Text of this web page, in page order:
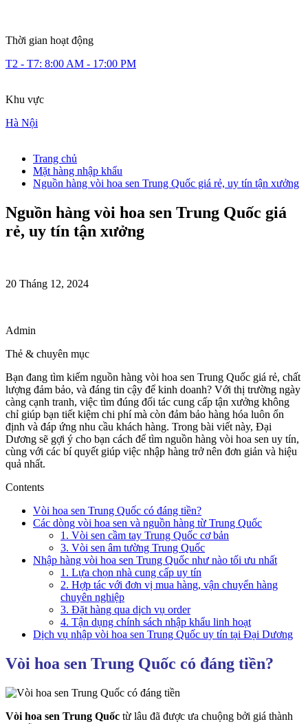
Thời gian hoạt động
T2 - T7: 8:00 AM - 17:00 PM
Khu vực
Hà Nội
Trang chủ
Mặt hàng nhập khẩu
Nguồn hàng vòi hoa sen Trung Quốc giá rẻ, uy tín tận xưởng
Nguồn hàng vòi hoa sen Trung Quốc giá
rẻ, uy tín tận xưởng
20 Tháng 12, 2024
Admin
Thẻ & chuyên mục
Bạn đang tìm kiếm nguồn hàng vòi hoa sen Trung Quốc giá rẻ, chất
lượng đảm bảo, và đáng tin cậy để kinh doanh? Với thị trường ngày
càng cạnh tranh, việc tìm đúng đối tác cung cấp tận xưởng không
chỉ giúp bạn tiết kiệm chi phí mà còn đảm bảo hàng hóa luôn ổn
định và đáp ứng nhu cầu khách hàng. Trong bài viết này, Đại
Dương sẽ gợi ý cho bạn cách để tìm nguồn hàng vòi hoa sen uy tín,
cùng với các bí quyết giúp việc nhập hàng trở nên đơn giản và hiệu
quả nhất.
Contents
Vòi hoa sen Trung Quốc có đáng tiền?
Các dòng vòi hoa sen và nguồn hàng từ Trung Quốc
1. Vòi sen cầm tay Trung Quốc cơ bản
3. Vòi sen âm tường Trung Quốc
Nhập hàng vòi hoa sen Trung Quốc như nào tối ưu nhất
1. Lựa chọn nhà cung cấp uy tín
2. Hợp tác với đơn vị mua hàng, vận chuyển hàng
chuyên nghiệp
3. Đặt hàng qua dịch vụ order
4. Tận dụng chính sách nhập khẩu linh hoạt
Dịch vụ nhập vòi hoa sen Trung Quốc uy tín tại Đại Dương
Vòi hoa sen Trung Quốc có đáng tiền?
Vòi hoa sen Trung Quốc từ lâu đã được ưa chuộng bởi giá thành